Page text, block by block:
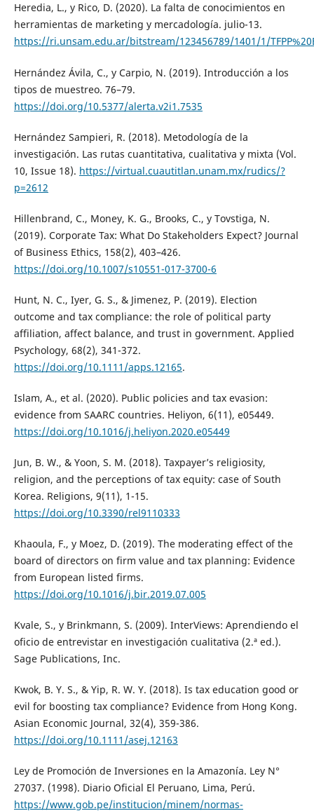
Heredia, L., y Rico, D. (2020). La falta de conocimientos en
herramientas de marketing y mercadología. julio-13.
https://ri.unsam.edu.ar/bitstream/123456789/1401/1/
Hernández Ávila, C., y Carpio, N. (2019). Introducción a los
tipos de muestreo. 76–79.
https://doi.org/10.5377/alerta.v2i1.7535
Hernández Sampieri, R. (2018). Metodología de la
investigación. Las rutas cuantitativa, cualitativa y mixta (Vol.
10, Issue 18). https://virtual.cuautitlan.unam.mx/rudics/?
p=2612
Hillenbrand, C., Money, K. G., Brooks, C., y Tovstiga, N.
(2019). Corporate Tax: What Do Stakeholders Expect? Journal
of Business Ethics, 158(2), 403–426.
https://doi.org/10.1007/s10551-017-3700-6
Hunt, N. C., Iyer, G. S., & Jimenez, P. (2019). Election
outcome and tax compliance: the role of political party
affiliation, affect balance, and trust in government. Applied
Psychology, 68(2), 341-372.
https://doi.org/10.1111/apps.12165.
Islam, A., et al. (2020). Public policies and tax evasion:
evidence from SAARC countries. Heliyon, 6(11), e05449.
https://doi.org/10.1016/j.heliyon.2020.e05449
Jun, B. W., & Yoon, S. M. (2018). Taxpayer’s religiosity,
religion, and the perceptions of tax equity: case of South
Korea. Religions, 9(11), 1-15.
https://doi.org/10.3390/rel9110333
Khaoula, F., y Moez, D. (2019). The moderating effect of the
board of directors on firm value and tax planning: Evidence
from European listed firms.
https://doi.org/10.1016/j.bir.2019.07.005
Kvale, S., y Brinkmann, S. (2009). InterViews: Aprendiendo el
oficio de entrevistar en investigación cualitativa (2.ª ed.).
Sage Publications, Inc.
Kwok, B. Y. S., & Yip, R. W. Y. (2018). Is tax education good or
evil for boosting tax compliance? Evidence from Hong Kong.
Asian Economic Journal, 32(4), 359-386.
https://doi.org/10.1111/asej.12163
Ley de Promoción de Inversiones en la Amazonía. Ley N°
27037. (1998). Diario Oficial El Peruano, Lima, Perú.
https://www.gob.pe/institucion/minem/normas-